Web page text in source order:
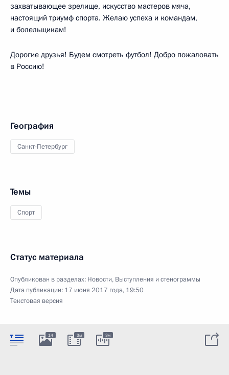
захватывающее зрелище, искусство мастеров мяча,
настоящий триумф спорта. Желаю успеха и командам,
и болельщикам!
Дорогие друзья! Будем смотреть футбол! Добро пожаловать
в Россию!
География
Санкт-Петербург
Темы
Спорт
Статус материала
Опубликован в разделах: Новости, Выступления и стенограммы
Дата публикации: 17 июня 2017 года, 19:50
Текстовая версия
14 3м 3м